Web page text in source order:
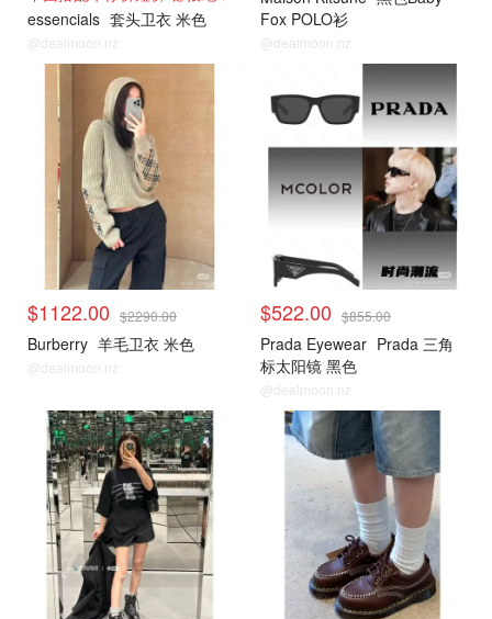
essencials 套头卫衣 米色
@dealmoon.nz
Fox POLO衫
@dealmoon.nz
$1122.00 $2290.00
Burberry 羊毛卫衣 米色
@dealmoon.nz
$522.00 $855.00
Prada Eyewear Prada 三角
标太阳镜 黑色
@dealmoon.nz
小编推荐 小编推荐